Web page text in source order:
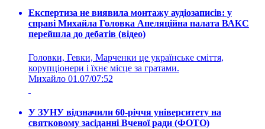
Експертиза не виявила монтажу аудіозаписів: у
справі Михайла Головка Апеляційна палата ВАКС
перейшла до дебатів (відео)
Головки, Гевки, Марченки це українське сміття,
корупціонери і їхнє місце за гратами.
Михайло 01.07/07:52
У ЗУНУ відзначили 60-річчя університету на
святковому засіданні Вченої ради (ФОТО)